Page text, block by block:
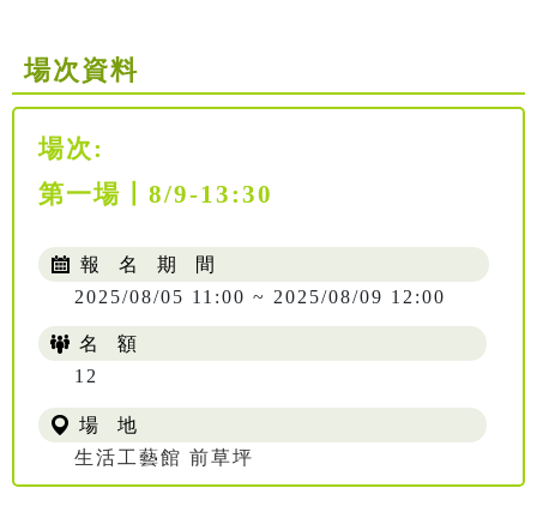
場次資料
場次:
第一場〡8/9-13:30
報 名 期 間
2025/08/05 11:00 ~ 2025/08/09 12:00
名 額
12
場 地
生活工藝館 前草坪